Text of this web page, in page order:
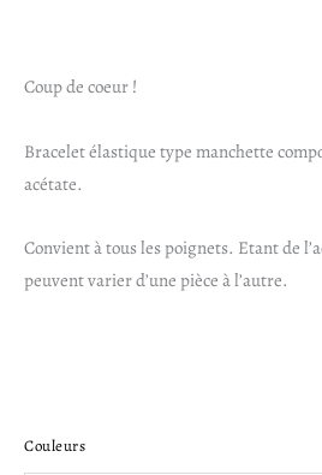
Coup de coeur !
Bracelet élastique type manchette
acétate.
Convient à tous les poignets. Etant de
peuvent varier d’une pièce à l’autre.
Couleurs